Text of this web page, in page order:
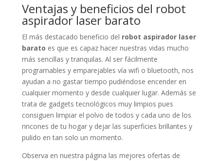
Ventajas y beneficios del robot
aspirador laser barato
El más destacado beneficio del robot aspirador laser
barato es que es capaz hacer nuestras vidas mucho
más sencillas y tranquilas. Al ser fácilmente
programables y emparejables vía wifi o bluetooth, nos
ayudan a no gastar tiempo pudiéndose encender en
cualquier momento y desde cualquier lugar. Además se
trata de gadgets tecnológicos muy limpios pues
consiguen limpiar el polvo de todos y cada uno de los
rincones de tu hogar y dejar las superficies brillantes y
pulido en tan solo un momento.
Observa en nuestra página las mejores ofertas de